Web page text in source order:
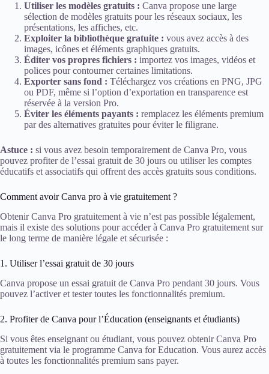
Utiliser les modèles gratuits : Canva propose une large
sélection de modèles gratuits pour les réseaux sociaux, les
présentations, les affiches, etc.
Exploiter la bibliothèque gratuite : vous avez accès à des
images, icônes et éléments graphiques gratuits.
Éditer vos propres fichiers : importez vos images, vidéos et
polices pour contourner certaines limitations.
Exporter sans fond : Téléchargez vos créations en PNG, JPG
ou PDF, même si l’option d’exportation en transparence est
réservée à la version Pro.
Éviter les éléments payants : remplacez les éléments premium
par des alternatives gratuites pour éviter le filigrane.
Astuce : si vous avez besoin temporairement de Canva Pro, vous
pouvez profiter de l’essai gratuit de 30 jours ou utiliser les comptes
éducatifs et associatifs qui offrent des accès gratuits sous conditions.
Comment avoir Canva pro à vie gratuitement ?
Obtenir Canva Pro gratuitement à vie n’est pas possible légalement,
mais il existe des solutions pour accéder à Canva Pro gratuitement sur
le long terme de manière légale et sécurisée :
1. Utiliser l’essai gratuit de 30 jours
Canva propose un essai gratuit de Canva Pro pendant 30 jours. Vous
pouvez l’activer et tester toutes les fonctionnalités premium.
2. Profiter de Canva pour l’Éducation (enseignants et étudiants)
Si vous êtes enseignant ou étudiant, vous pouvez obtenir Canva Pro
gratuitement via le programme Canva for Education. Vous aurez accès
à toutes les fonctionnalités premium sans payer.